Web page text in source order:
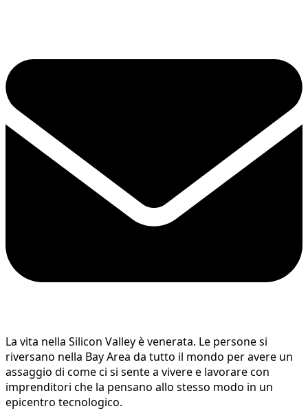
La vita nella Silicon Valley è venerata. Le persone si
riversano nella Bay Area da tutto il mondo per avere un
assaggio di come ci si sente a vivere e lavorare con
imprenditori che la pensano allo stesso modo in un
epicentro tecnologico.